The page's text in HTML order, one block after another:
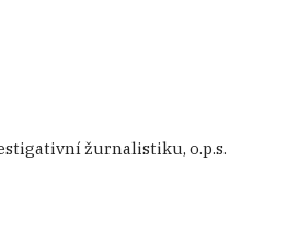
žurnalistiku, o.p.s.